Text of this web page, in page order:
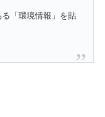
「環境情報」を貼